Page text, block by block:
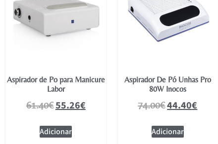
Aspirador de Po para Manicure
Labor
61.40€55.26€
Adicionar
Aspirador De Pó Unhas Pro
80W Inocos
74.00€44.40€
Adicionar